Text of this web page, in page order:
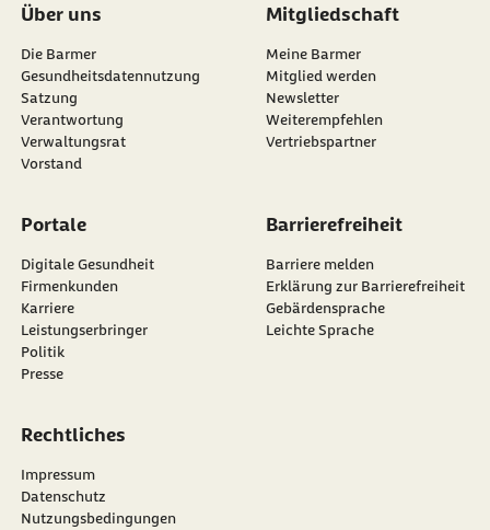
Über uns
Die Barmer
Gesundheitsdatennutzung
Satzung
Verantwortung
Verwaltungsrat
Vorstand
Mitgliedschaft
Meine Barmer
Mitglied werden
Newsletter
externer Link:
Weiterempfehlen
Vertriebspartner
Portale
Digitale Gesundheit
Firmenkunden
Karriere
Leistungserbringer
Politik
Presse
Barrierefreiheit
Barriere melden
Erklärung zur Barrierefreiheit
Gebärdensprache
Leichte Sprache
Rechtliches
Impressum
Datenschutz
Nutzungsbedingungen